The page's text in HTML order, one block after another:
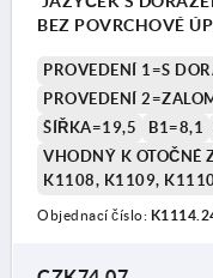
BEZ POVRCHOVÉ
PROVEDENÍ 1=S
PROVEDENÍ
ŠÍŘKA=19,5
B1=8,1
VHODNÝ K OTOČNÉ
K1108, K1109,
Objednací číslo: